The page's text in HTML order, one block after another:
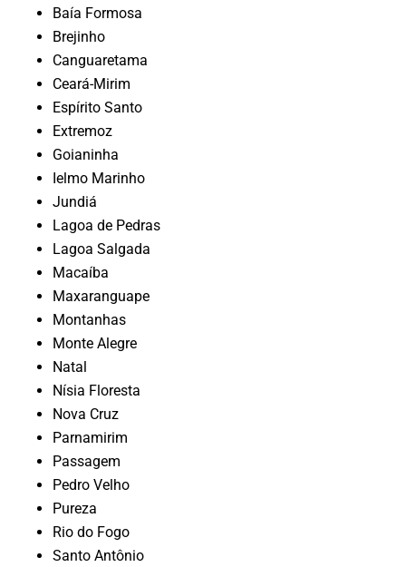
Baía Formosa
Brejinho
Canguaretama
Ceará-Mirim
Espírito Santo
Extremoz
Goianinha
Ielmo Marinho
Jundiá
Lagoa de Pedras
Lagoa Salgada
Macaíba
Maxaranguape
Montanhas
Monte Alegre
Natal
Nísia Floresta
Nova Cruz
Parnamirim
Passagem
Pedro Velho
Pureza
Rio do Fogo
Santo Antônio